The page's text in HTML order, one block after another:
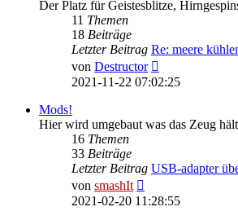
Der Platz für Geistesblitze,
11 Themen
18 Beiträge
Letzter Beitrag Re: meere
von Destructor
Beitrag
2021-11-22 07:02:25
Mods!
Hier wird umgebaut was das Zeug
16 Themen
33 Beiträge
Letzter Beitrag USB-adapter
von smashIt
Beitrag
2021-02-20 11:28:55